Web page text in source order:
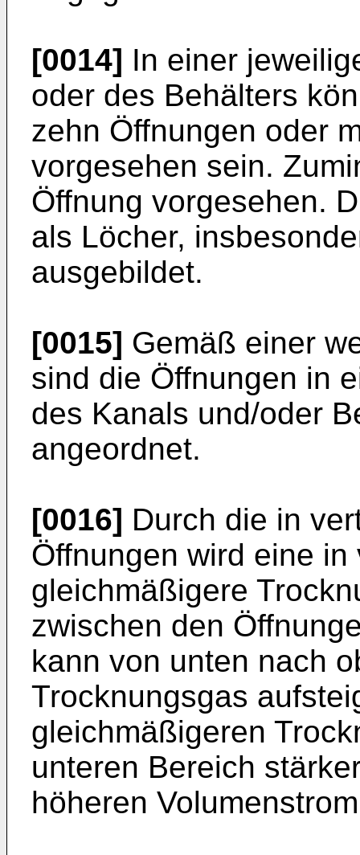
[0014] In einer
oder des Behälters
zehn Öffnungen oder
vorgesehen sein.
Öffnung vorgesehen.
als Löcher,
ausgebildet.
[0015] Gemäß einer
sind die Öffnungen in
des Kanals und/oder
angeordnet.
[0016] Durch die in
Öffnungen wird eine
gleichmäßigere
zwischen den
kann von unten nach
Trocknungsgas
gleichmäßigeren
unteren Bereich
höheren